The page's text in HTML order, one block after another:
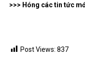
>>> Hóng các tin tức
Post Views: 837